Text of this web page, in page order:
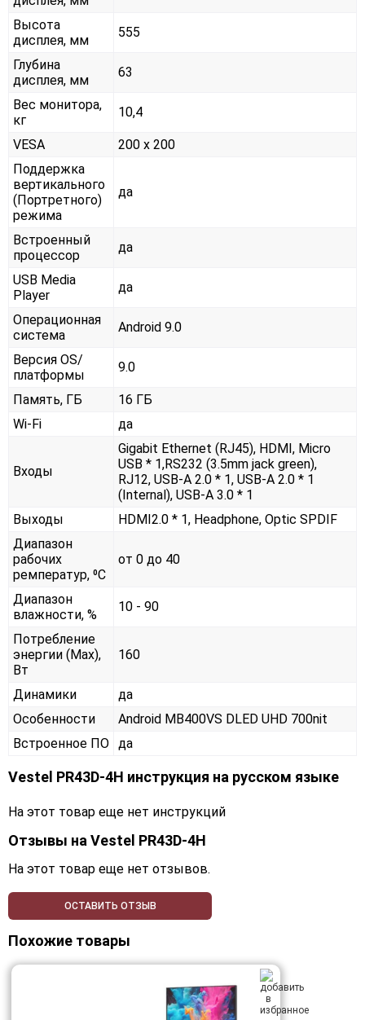
Высота
дисплея, мм
555
Глубина
дисплея, мм
63
Вес монитора,
кг
10,4
VESA
200 x 200
Поддержка
вертикального
(Портретного)
режима
да
Встроенный
процессор
да
USB Media
Player
да
Операционная
система
Android 9.0
Версия OS/
платформы
9.0
Память, ГБ
16 ГБ
Wi-Fi
да
Входы
Gigabit Ethernet (RJ45), HDMI, Micro
USB * 1,RS232 (3.5mm jack green),
RJ12, USB-A 2.0 * 1, USB-A 2.0 * 1
(Internal), USB-A 3.0 * 1
Выходы
HDMI2.0 * 1, Headphone, Optic SPDIF
Диапазон
рабочих
ремператур, ⁰С
от 0 до 40
Диапазон
влажности, %
10 - 90
Потребление
энергии (Max),
Вт
160
Динамики
да
Особенности
Android MB400VS DLED UHD 700nit
Встроенное ПО
да
Vestel PR43D-4H инструкция на русском языке
На этот товар еще нет инструкций
Отзывы на Vestel PR43D-4H
На этот товар еще нет отзывов.
ОСТАВИТЬ ОТЗЫВ
Похожие товары